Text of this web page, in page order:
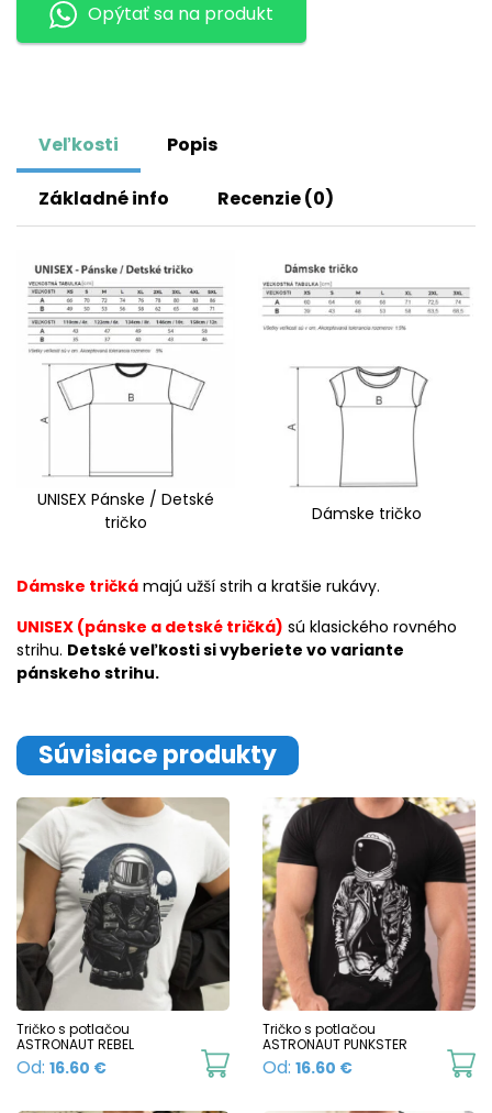
Opýtať sa na produkt
Veľkosti Popis
Základné info Recenzie (0)
UNISEX Pánske / Detské
tričko
Dámske tričko
Dámske tričká majú užší strih a kratšie rukávy.
UNISEX (pánske a detské tričká) sú klasického rovného
strihu. Detské veľkosti si vyberiete vo variante
pánskeho strihu.
Súvisiace produkty
Tričko s potlačou
ASTRONAUT REBEL
Od: 16.60 €
This
Tričko s potlačou
ASTRONAUT PUNKSTER
Od: 16.60 €